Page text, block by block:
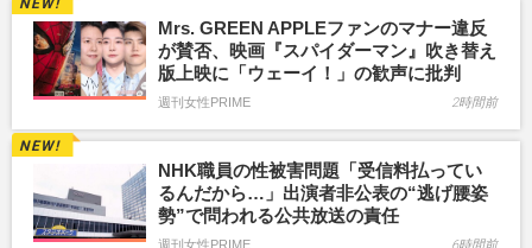
Mrs. GREEN APPLEファンのマナー違反
が賛否、映画『スパイダーマン』吹き替え
版上映に「ウェーイ！」の歓声に批判
週刊女性PRIME 2時間前
NHK職員の性被害問題「受信料払ってい
るんだから…」出演者非公表の“逃げ腰姿
勢”で問われる公共放送の責任
週刊女性PRIME